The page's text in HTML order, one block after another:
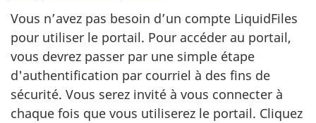
Vous n’avez pas besoin d’un compte LiquidFiles
pour utiliser le portail. Pour accéder au portail,
vous devrez passer par une simple étape
d'authentification par courriel à des fins de
sécurité. Vous serez invité à vous connecter à
chaque fois que vous utiliserez le portail. Cliquez